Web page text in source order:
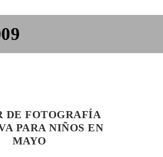
DE FOTOGRAFÍA
PARA NIÑOS EN
MAYO